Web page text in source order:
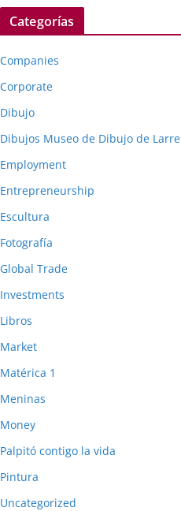
Categorías
Companies
Corporate
Dibujo
Dibujos Museo de Dibujo de Larre
Employment
Entrepreneurship
Escultura
Fotografía
Global Trade
Investments
Libros
Market
Matérica 1
Meninas
Money
Palpitó contigo la vida
Pintura
Uncategorized